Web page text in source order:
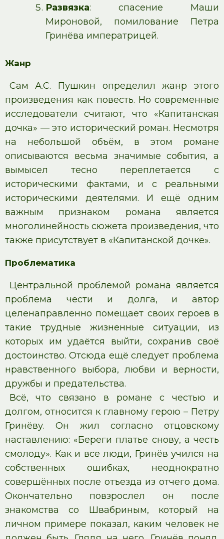
Развязка: спасение Маши
Мироновой, помилование Петра
Гринёва императрицей.
Жанр
Сам А.С. Пушкин определил жанр этого
произведения как повесть. Но современные
исследователи считают, что «Капитанская
дочка» — это исторический роман. Несмотря
на небольшой объём, в этом романе
описываются весьма значимые события, а
вымысел тесно переплетается с
историческими фактами, и с реальными
историческими деятелями. И ещё одним
важным признаком романа является
многолинейность сюжета произведения, что
также присутствует в «Капитанской дочке».
Проблематика
Центральной проблемой романа является
проблема чести и долга, и автор
целенаправленно помещает своих героев в
такие трудные жизненные ситуации, из
которых им удаётся выйти, сохранив своё
достоинство. Отсюда ещё следует проблема
нравственного выбора, любви и верности,
дружбы и предательства.
Всё, что связано в романе с честью и
долгом, относится к главному герою – Петру
Гринёву. Он жил согласно отцовскому
наставлению: «Береги платье снову, а честь
смолоду». Как и все люди, Гринёв учился на
собственных ошибках, неоднократно
совершённых после отъезда из отчего дома.
Окончательно повзрослел он после
знакомства со Швабриным, который на
личном примере показал, каким человек не